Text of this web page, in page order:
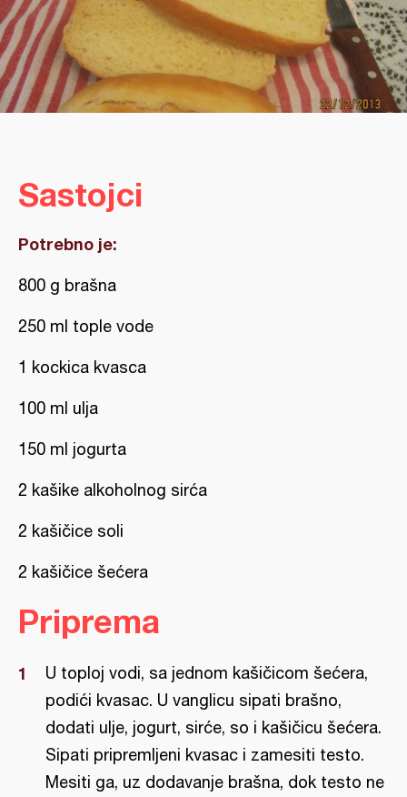
Sastojci
Potrebno je:
800 g brašna
250 ml tople vode
1 kockica kvasca
100 ml ulja
150 ml jogurta
2 kašike alkoholnog sirća
2 kašičice soli
2 kašičice šećera
Priprema
U toploj vodi, sa jednom kašičicom šećera,
podići kvasac. U vanglicu sipati brašno,
dodati ulje, jogurt, sirće, so i kašičicu šećera.
Sipati pripremljeni kvasac i zamesiti testo.
Mesiti ga, uz dodavanje brašna, dok testo ne